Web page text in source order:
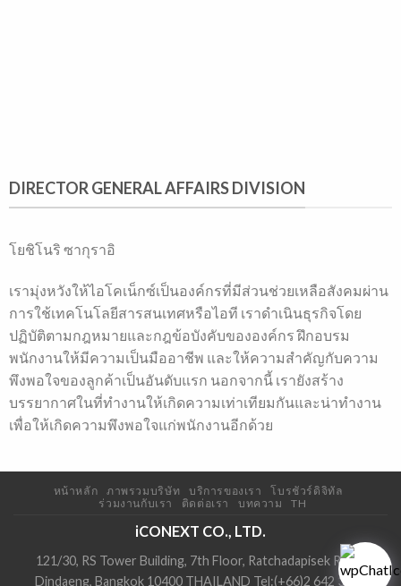
DIRECTOR GENERAL AFFAIRS DIVISION
โยชิโนริ ซากุราอิ
เรามุ่งหวังให้ไอโคเน็กซ์เป็นองค์กรที่มีส่วนช่วยเหลือสังคมผ่าน
การใช้เทคโนโลยีสารสนเทศหรือไอที เราดำเนินธุรกิจโดย
ปฏิบัติตามกฎหมายและกฎข้อบังคับขององค์กร ฝึกอบรม
พนักงานให้มีความเป็นมืออาชีพ และให้ความสำคัญกับความ
พึงพอใจของลูกค้าเป็นอันดับแรก นอกจากนี้ เรายังสร้าง
บรรยากาศในที่ทำงานให้เกิดความเท่าเทียมกันและน่าทำงาน
เพื่อให้เกิดความพึงพอใจแก่พนักงานอีกด้วย
หน้าหลัก ภาพรวมบริษัท บริการของเรา
โบรชัวร์ดิจิทัล
ร่วมงานกับเรา
ติดต่อเรา บทความ TH
iCONEXT CO., LTD.
121/30, RS Tower Building, 7th Floor, Ratchadapisek Road,
Dindaeng, Bangkok 10400 THAILAND Tel:(+66)2 642 3608